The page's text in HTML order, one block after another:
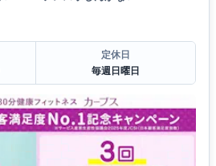
定休日
毎週日曜日